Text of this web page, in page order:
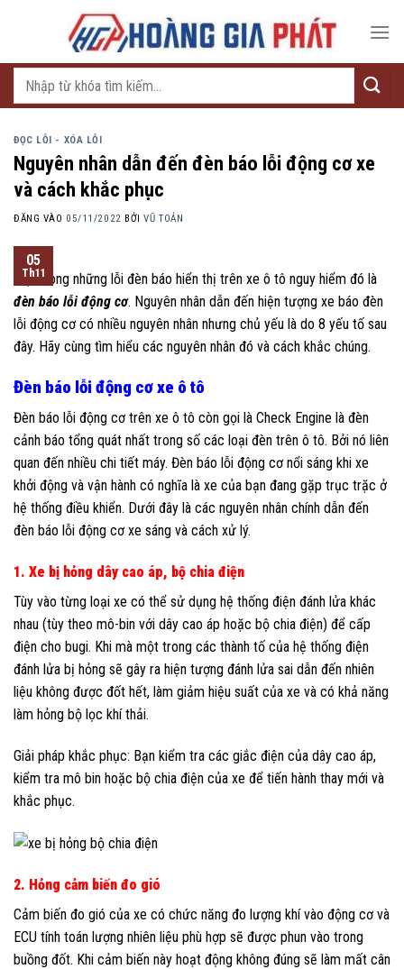
Tìm
ĐỌC LỖI - XÓA LỖI
Nguyên nhân dẫn đến đèn báo lỗi động cơ xe
và cách khắc phục
ĐĂNG VÀO 05/11/2022 BỞIVŨ TOẢN
05
Th11
Một trong những lỗi đèn báo hiển thị trên xe ô tô nguy hiểm đó là
đèn báo lỗi động cơ. Nguyên nhân dẫn đến hiện tượng xe báo đèn
lỗi động cơ có nhiều nguyên nhân nhưng chủ yếu là do 8 yếu tố sau
đây. Hãy cùng tìm hiểu các nguyên nhân đó và cách khắc chúng.
Đèn báo lỗi động cơ xe ô tô
Đèn báo lỗi động cơ trên xe ô tô còn gọi là Check Engine là đèn
cảnh báo tổng quát nhất trong số các loại đèn trên ô tô. Bởi nó liên
quan đến nhiều chi tiết máy. Đèn báo lỗi động cơ nổi sáng khi xe
khởi động và vận hành có nghĩa là xe của bạn đang gặp trục trặc ở
hệ thống điều khiển. Dưới đây là các nguyên nhân chính dẫn đến
đèn báo lỗi động cơ xe sáng và cách xử lý.
1. Xe bị hỏng dây cao áp, bộ chia điện
Tùy vào từng loại xe có thể sử dụng hệ thống điện đánh lửa khác
nhau (tùy theo mô-bin với dây cao áp hoặc bộ chia điện) để cấp
điện cho bugi. Khi mà một trong các thành tố của hệ thống điện
đánh lửa bị hỏng sẽ gây ra hiện tượng đánh lửa sai dẫn đến nhiên
liệu không được đốt hết, làm giảm hiệu suất của xe và có khả năng
làm hỏng bộ lọc khí thải.
Giải pháp khắc phục: Bạn kiểm tra các giắc điện của dây cao áp,
kiểm tra mô bin hoặc bộ chia điện của xe để tiến hành thay mới và
khắc phục.
2. Hỏng cảm biến đo gió
Cảm biến đo gió của xe có chức năng đo lượng khí vào động cơ và
ECU tính toán lượng nhiên liệu phù hợp sẽ được phun vào trong
buồng đốt. Khi cảm biến này hoạt động không đúng sẽ làm mất cân